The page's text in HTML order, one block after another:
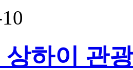
상하이 관